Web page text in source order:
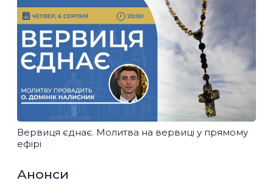
Вервиця єднає. Молитва на вервиці у прямому
ефірі
Анонси